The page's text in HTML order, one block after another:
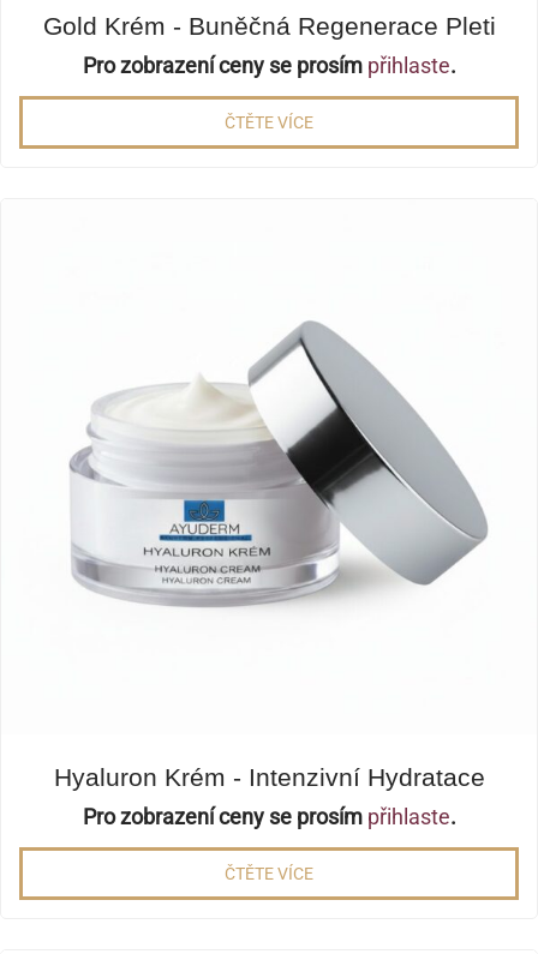
Gold Krém - Buněčná Regenerace Pleti
Pro zobrazení ceny se prosím přihlaste.
ČTĚTE VÍCE
Hyaluron Krém - Intenzivní Hydratace
Pro zobrazení ceny se prosím přihlaste.
ČTĚTE VÍCE